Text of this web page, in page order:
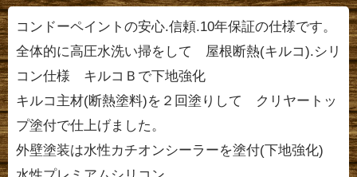
コンドーペイントの安心.信頼.10年保証の仕様です。
全体的に高圧水洗い掃をして 屋根断熱(キルコ).シリ
コン仕様 キルコＢで下地強化
キルコ主材(断熱塗料)を２回塗りして クリヤートッ
プ塗付で仕上げました。
外壁塗装は水性カチオンシーラーを塗付(下地強化)